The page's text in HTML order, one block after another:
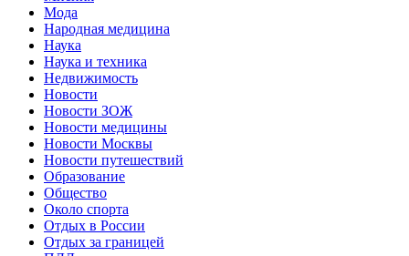
Мода
Народная медицина
Наука
Наука и техника
Недвижимость
Новости
Новости ЗОЖ
Новости медицины
Новости Москвы
Новости путешествий
Образование
Общество
Около спорта
Отдых в России
Отдых за границей